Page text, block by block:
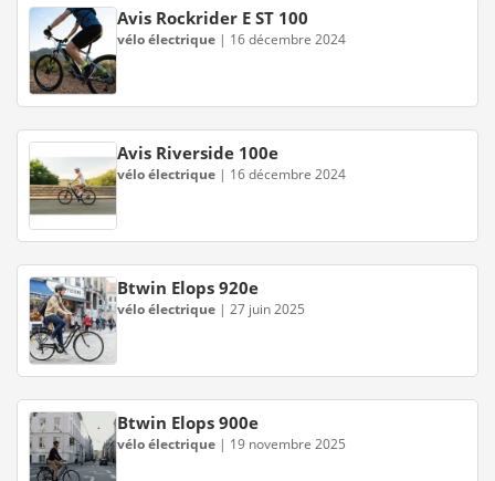
Avis Rockrider E ST 100
vélo électrique | 16 décembre 2024
Avis Riverside 100e
vélo électrique | 16 décembre 2024
Btwin Elops 920e
vélo électrique | 27 juin 2025
Btwin Elops 900e
vélo électrique | 19 novembre 2025